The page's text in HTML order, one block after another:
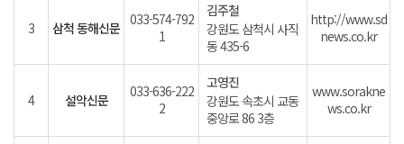
3 삼척 동해신문 033-574-792
1
김주철
강원도 삼척시 사직
동 435-6
http://www.sd
news.co.kr
4 설악신문
033-636-222
2
고영진
강원도 속초시 교동
중앙로 86 3층
www.sorakne
ws.co.kr